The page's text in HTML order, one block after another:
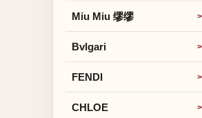
Miu Miu 缪缪
Bvlgari
FENDI
CHLOE